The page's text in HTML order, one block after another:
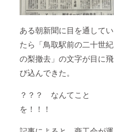
ある朝新聞に目を通してい
たら「鳥取駅前の二十世紀
の梨撤去」の文字が目に飛
び込んできた。
？？？ なんてこと
を！！！